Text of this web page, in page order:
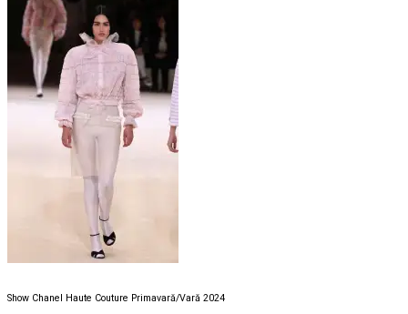
Show Chanel Haute Couture Primavară/Vară 2024